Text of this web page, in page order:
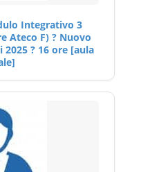
Integrativo 3
Ateco F) ? Nuovo
? 16 ore [aula